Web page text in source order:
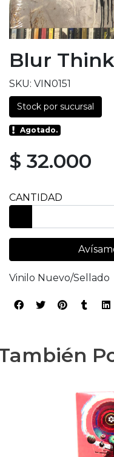
Blur
SKU: VIN0151
Stock por sucursal
Agotado.
$ 32.000
CANTIDAD
Vinilo Nuevo/Sellado